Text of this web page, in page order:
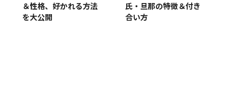
＆性格、好かれる方法
を大公開
氏・旦那の特徴＆付き
合い方